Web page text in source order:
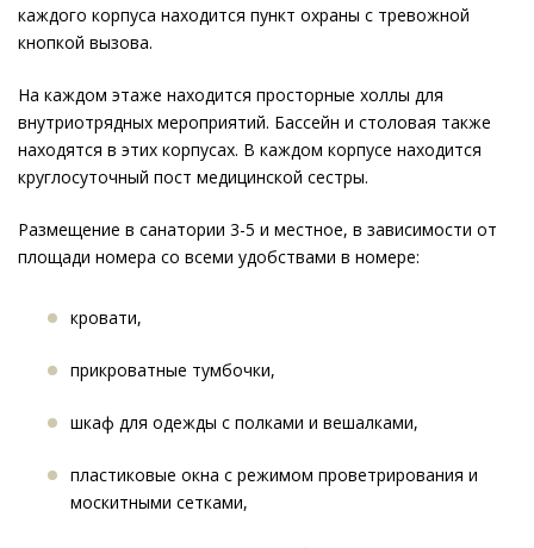
каждого корпуса находится пункт охраны с тревожной
кнопкой вызова.
На каждом этаже находится просторные холлы для
внутриотрядных мероприятий. Бассейн и столовая также
находятся в этих корпусах. В каждом корпусе находится
круглосуточный пост медицинской сестры.
Размещение в санатории 3-5 и местное, в зависимости от
площади номера со всеми удобствами в номере:
кровати,
прикроватные тумбочки,
шкаф для одежды с полками и вешалками,
пластиковые окна с режимом проветрирования и
москитными сетками,